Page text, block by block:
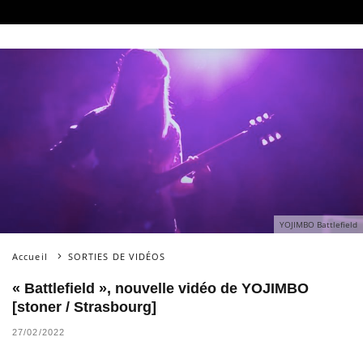
YOJIMBO Battlefield
Accueil SORTIES DE VIDÉOS
« Battlefield », nouvelle vidéo de YOJIMBO
[stoner / Strasbourg]
27/02/2022